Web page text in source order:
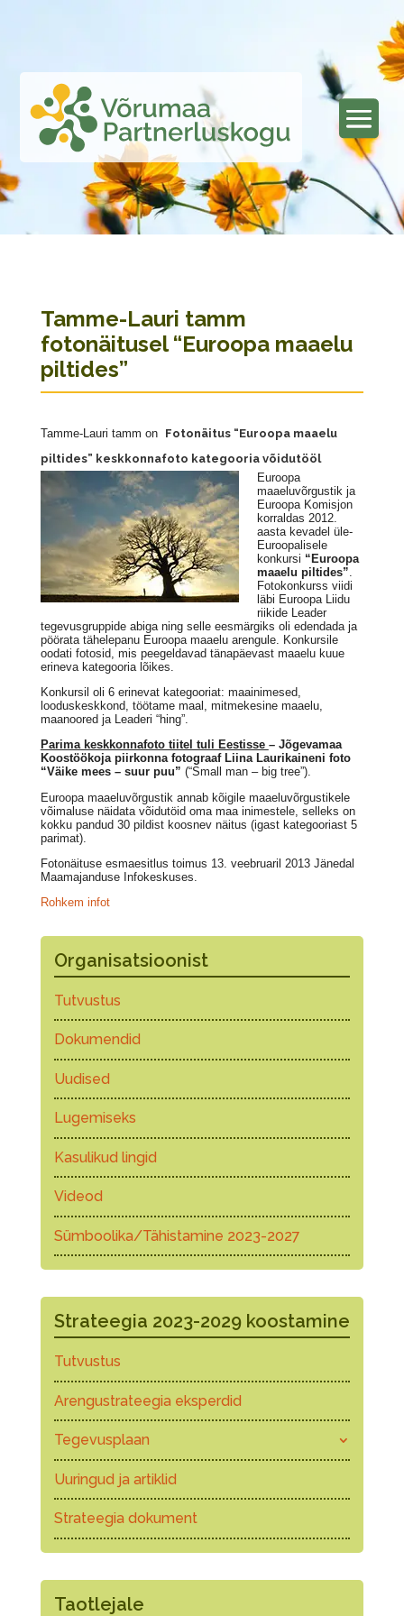
Tamme-Lauri tamm
fotonäitusel “Euroopa maaelu
piltides”
Tamme-Lauri tamm on Fotonäitus “Euroopa maaelu
piltides” keskkonnafoto kategooria võidutööl
Euroopa
maaeluvõrgustik ja
Euroopa Komisjon
korraldas 2012.
aasta kevadel üle-
Euroopalisele
konkursi “Euroopa
maaelu piltides”.
Fotokonkurss viidi
läbi Euroopa Liidu
riikide Leader
tegevusgruppide abiga ning selle eesmärgiks oli edendada ja
pöörata tähelepanu Euroopa maaelu arengule. Konkursile
oodati fotosid, mis peegeldavad tänapäevast maaelu kuue
erineva kategooria lõikes.
Konkursil oli 6 erinevat kategooriat: maainimesed,
looduskeskkond, töötame maal, mitmekesine maaelu,
maanoored ja Leaderi “hing”.
Parima keskkonnafoto tiitel tuli Eestisse – Jõgevamaa
Koostöökoja piirkonna fotograaf Liina Laurikaineni foto
“Väike mees – suur puu” (“Small man – big tree”).
Euroopa maaeluvõrgustik annab kõigile maaeluvõrgustikele
võimaluse näidata võidutöid oma maa inimestele, selleks on
kokku pandud 30 pildist koosnev näitus (igast kategooriast 5
parimat).
Fotonäituse esmaesitlus toimus 13. veebruaril 2013 Jänedal
Maamajanduse Infokeskuses.
Rohkem infot
Organisatsioonist
Tutvustus
Dokumendid
Uudised
Lugemiseks
Kasulikud lingid
Videod
Sümboolika/Tähistamine 2023-2027
Strateegia 2023-2029 koostamine
Tutvustus
Arengustrateegia eksperdid
Tegevusplaan
Uuringud ja artiklid
Strateegia dokument
Taotlejale